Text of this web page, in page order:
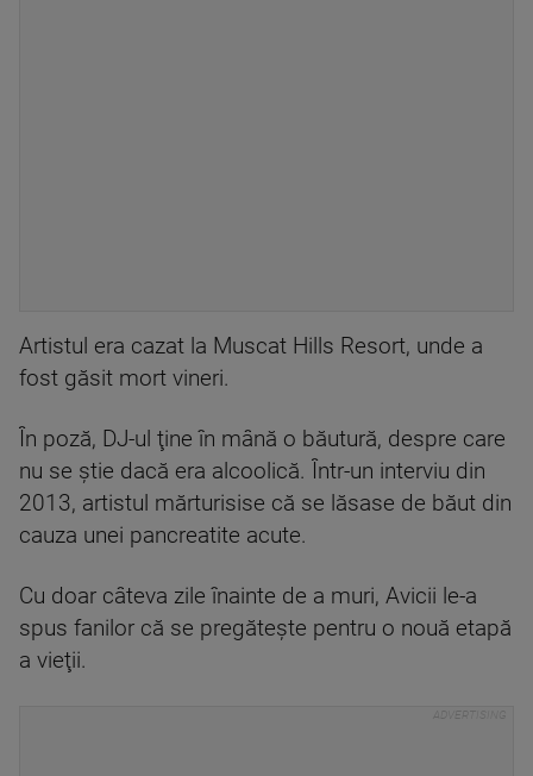
Artistul era cazat la Muscat Hills Resort, unde a
fost găsit mort vineri.
În poză, DJ-ul ţine în mână o băutură, despre care
nu se ştie dacă era alcoolică. Într-un interviu din
2013, artistul mărturisise că se lăsase de băut din
cauza unei pancreatite acute.
Cu doar câteva zile înainte de a muri, Avicii le-a
spus fanilor că se pregăteşte pentru o nouă etapă
a vieţii.